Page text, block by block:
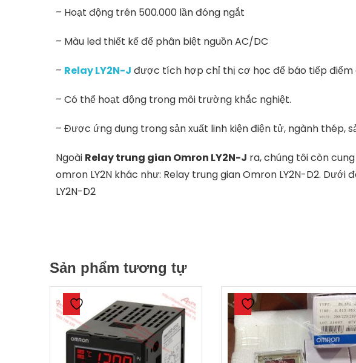
– Hoạt động trên 500.000 lần đóng ngắt
– Màu led thiết kế để phân biệt nguồn AC/DC
– Relay LY2N-J được tích hợp chỉ thị cơ học để báo tiếp điểm
– Có thể hoạt động trong môi trường khắc nghiệt.
– Được ứng dụng trong sản xuất linh kiện điện tử, ngành thép,
Ngoài Relay trung gian Omron LY2N-J ra, chúng tôi còn
omron LY2N khác như: Relay trung gian Omron LY2N-D2. Dưới
LY2N-D2
Sản phẩm tương tự